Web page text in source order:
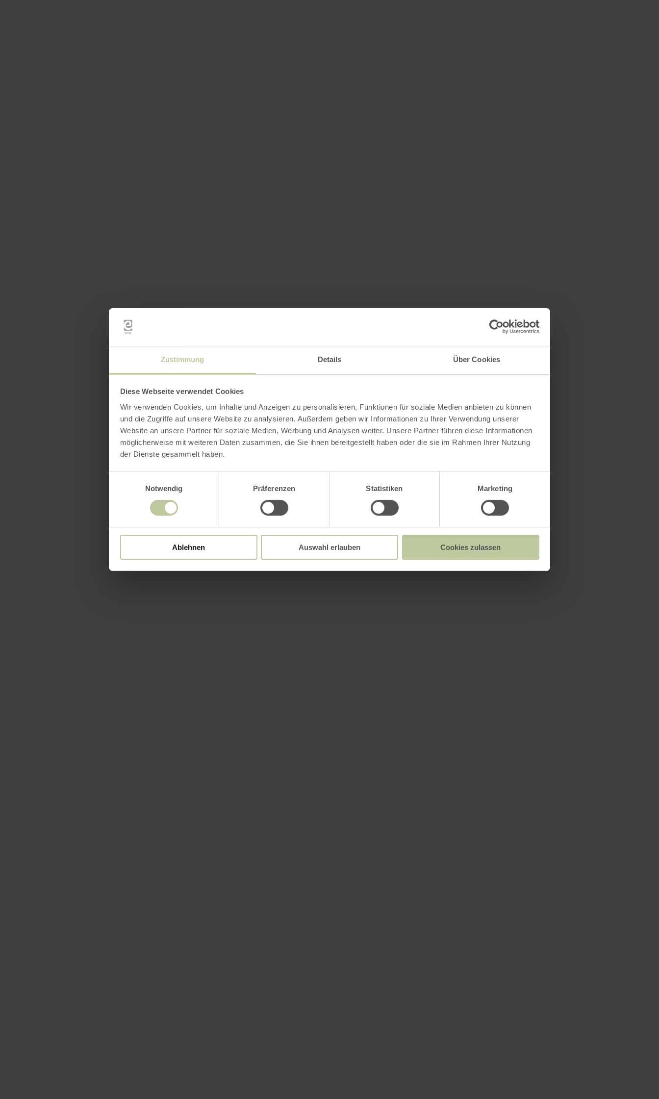
Zustimmung Details Über Cookies
Diese Webseite verwendet Cookies
Wir verwenden Cookies, um Inhalte und Anzeigen zu personalisieren, Funktionen für soziale Medien anbieten zu können
und die Zugriffe auf unsere Website zu analysieren. Außerdem geben wir Informationen zu Ihrer Verwendung unserer
Website an unsere Partner für soziale Medien, Werbung und Analysen weiter. Unsere Partner führen diese Informationen
möglicherweise mit weiteren Daten zusammen, die Sie ihnen bereitgestellt haben oder die sie im Rahmen Ihrer Nutzung
der Dienste gesammelt haben.
Notwendig
Präferenzen Statistiken Marketing
Ablehnen Auswahl erlauben Cookies zulassen